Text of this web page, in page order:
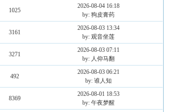
1025
2026-08-04 16:18
by: 狗皮膏药
3161
2026-08-03 13:34
by: 观音坐莲
3271
2026-08-03 07:11
by: 人仰马翻
492
2026-08-03 06:21
by: 谁人知
8369
2026-08-01 18:53
by: 午夜梦醒